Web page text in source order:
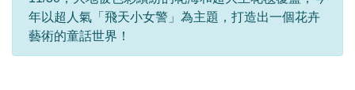
年以超人氣「飛天小女警」為主題，打造出一個花卉
藝術的童話世界！